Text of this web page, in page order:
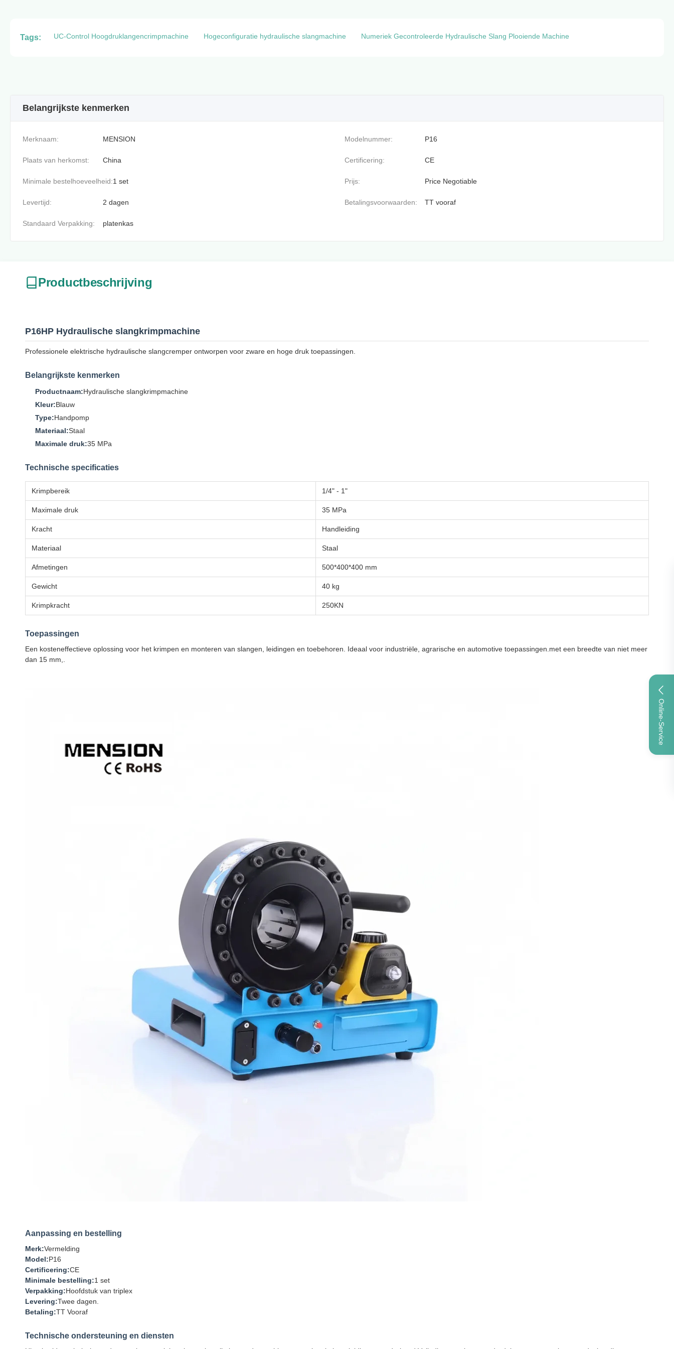
Online-Service
Tags: UC-Control Hoogdruklangencrimpmachine Hogeconfiguratie hydraulische slangmachine Numeriek Gecontroleerde Hydraulische Slang Plooiende Machine
Belangrijkste kenmerken
Merknaam: MENSION Modelnummer: P16
Plaats van herkomst: China Certificering: CE
Minimale bestelhoeveelheid:1 set Prijs: Price Negotiable
Levertijd: 2 dagen Betalingsvoorwaarden: TT vooraf
Standaard Verpakking: platenkas
Productbeschrijving
P16HP Hydraulische slangkrimpmachine
Professionele elektrische hydraulische slangcremper ontworpen voor zware en hoge druk toepassingen.
Belangrijkste kenmerken
Productnaam:Hydraulische slangkrimpmachine
Kleur:Blauw
Type:Handpomp
Materiaal:Staal
Maximale druk:35 MPa
Technische specificaties
Krimpbereik 1/4" - 1"
Maximale druk 35 MPa
Kracht Handleiding
Materiaal Staal
Afmetingen 500*400*400 mm
Gewicht 40 kg
Krimpkracht 250KN
Toepassingen
Een kosteneffectieve oplossing voor het krimpen en monteren van slangen, leidingen en toebehoren. Ideaal voor industriële, agrarische en automotive toepassingen.met een breedte van niet meer
dan 15 mm,.
Aanpassing en bestelling
Merk:Vermelding
Model:P16
Certificering:CE
Minimale bestelling:1 set
Verpakking:Hoofdstuk van triplex
Levering:Twee dagen.
Betaling:TT Vooraf
Technische ondersteuning en diensten